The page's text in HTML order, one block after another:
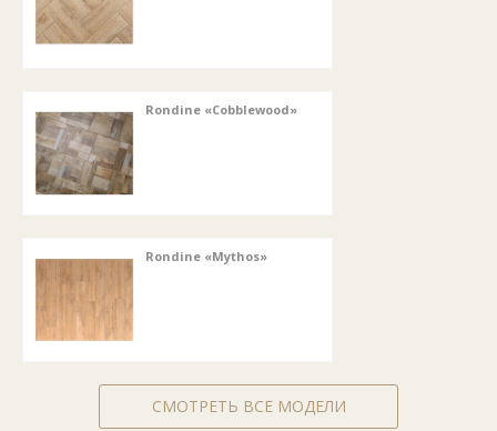
Rondine «Cobblewood»
Rondine «Mythos»
СМОТРЕТЬ ВСЕ МОДЕЛИ